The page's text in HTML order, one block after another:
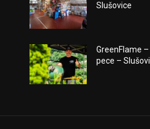
Slušovice
GreenFlame
pece –